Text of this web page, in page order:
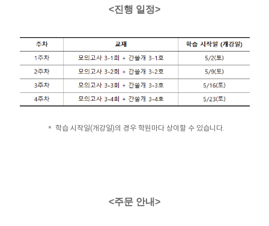
<진행 일정>
＊ 학습 시작일(개강일)의 경우 학원마다 상이할 수 있습니다.
<주문 안내>